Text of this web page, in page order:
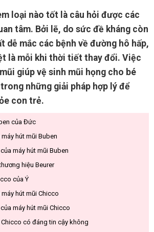
loại nào tốt là câu hỏi được các
tâm. Bởi lẽ, do sức đề kháng còn
dễ mắc các bệnh về đường hô hấp,
là mỗi khi thời tiết thay đổi. Việc
giúp vệ sinh mũi họng cho bé
những giải pháp hợp lý để
con trẻ.
của Đức
hút mũi Buben
máy hút mũi Buben
hiệu Beurer
của Ý
hút mũi Chicco
máy hút mũi Chicco
có đáng tin cậy không